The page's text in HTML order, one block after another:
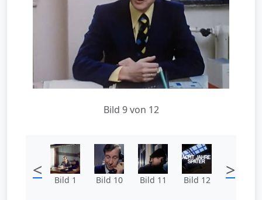
Bild 9 von 12
< Bild 1 Bild 10 Bild 11 Bild 12 >